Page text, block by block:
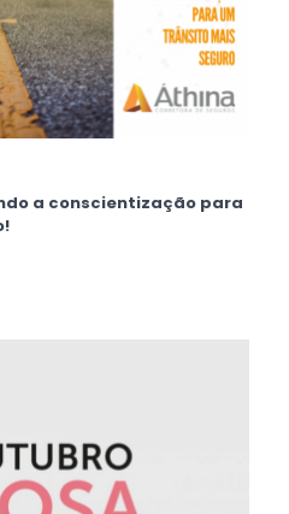
a conscientização para